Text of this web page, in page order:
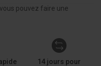
pouvez faire une
14 jours pour